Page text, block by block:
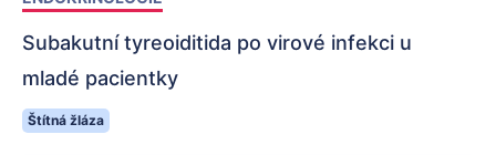
Subakutní tyreoiditida po virové infekci u
mladé pacientky
Štítná žláza